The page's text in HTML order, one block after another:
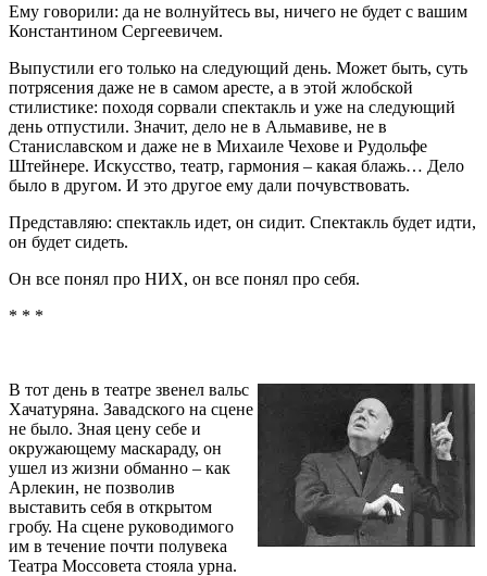
Ему говорили: да не волнуйтесь вы, ничего не будет с вашим
Константином Сергеевичем.
Выпустили его только на следующий день. Может быть, суть
потрясения даже не в самом аресте, а в этой жлобской
стилистике: походя сорвали спектакль и уже на следующий
день отпустили. Значит, дело не в Альмавиве, не в
Станиславском и даже не в Михаиле Чехове и Рудольфе
Штейнере. Искусство, театр, гармония – какая блажь… Дело
было в другом. И это другое ему дали почувствовать.
Представляю: спектакль идет, он сидит. Спектакль будет идти,
он будет сидеть.
Он все понял про НИХ, он все понял про себя.
* * *
В тот день в театре звенел вальс
Хачатуряна. Завадского на сцене
не было. Зная цену себе и
окружающему маскараду, он
ушел из жизни обманно – как
Арлекин, не позволив
выставить себя в открытом
гробу. На сцене руководимого
им в течение почти полувека
Театра Моссовета стояла урна.